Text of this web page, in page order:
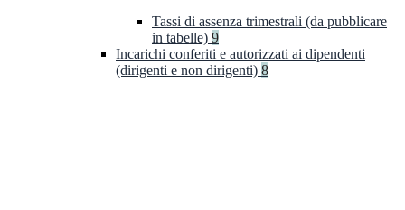
Tassi di assenza trimestrali (da pubblicare
in tabelle) 9
Incarichi conferiti e autorizzati ai dipendenti
(dirigenti e non dirigenti) 8